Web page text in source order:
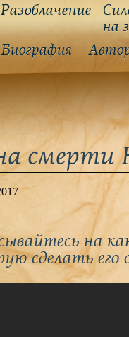
Разоблачение
на
Биография
на
сделать